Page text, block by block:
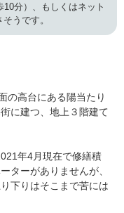
分）、もしくはネット
うです。
の高台にある陽当たり
に建つ、地上３階建て
年4月現在で修繕積
ターがありませんが、
下りはそこまで苦には